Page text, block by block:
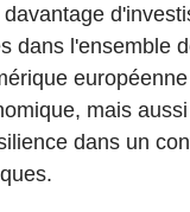
dans l'ensemble
mais
dans un